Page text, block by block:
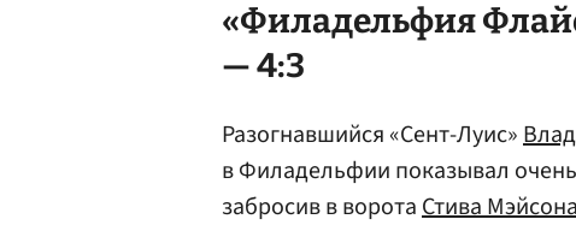
«Филадельфия
— 4:3
Разогнавшийся «Сент-Луис»
в Филадельфии показывал
забросив в воротаСтива